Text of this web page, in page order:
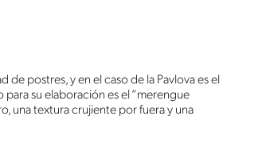
postres, y en el caso de la Pavlova es el
su elaboración es el “merengue
una textura crujiente por fuera y una